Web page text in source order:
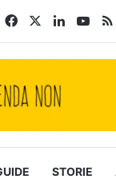
FacebookLinkedIn
You
STORIE